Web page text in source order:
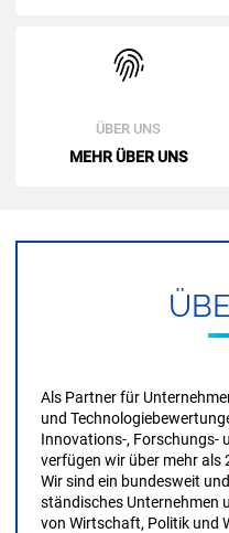
ÜBER UNS
MEHR ÜBER UNS
Als Partner für
und
Innovations-, Forschungs-
verfügen wir über mehr als
Wir sind ein bundes­weit
ständisches Unternehmen
von Wirtschaft, Politik und